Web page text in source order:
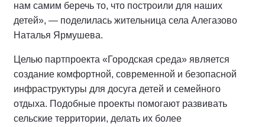
нам самим беречь то, что построили для наших
детей», — поделилась жительница села Алегазово
Наталья Ярмушева.
Целью партпроекта «Городская среда» является
создание комфортной, современной и безопасной
инфраструктуры для досуга детей и семейного
отдыха. Подобные проекты помогают развивать
сельские территории, делать их более